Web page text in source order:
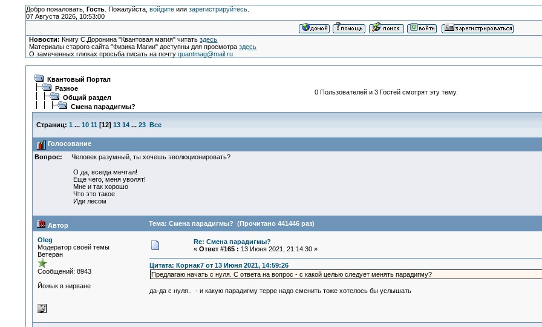
Добро пожаловать, Гость. Пожалуйста, войдитеили зарегистрируйтесь.
07 Августа 2026, 10:53:00
Новости: Книгу С.Доронина "Квантовая магия" читатьздесь
Материалы старого сайта "Физика Магии" доступны для просмотраздесь
О замеченных глюках просьба писать на почтуquantmag@mail.ru
Квантовый Портал
Разное
Общий раздел
Смена парадигмы?
0 Пользователей и 3 Гостей смотрят эту тему.
Страниц: 1 ... 10 11 [12] 13 14 ... 23 Все
Голосование
Вопрос:
Человек разумный, ты хочешь эволюционировать?
О да, всегда мечтал!
Еще чего, меня уволят!
Мне и так хорошо
Что это такое
Иди лесом
Автор Тема: Смена парадигмы? (Прочитано 441446 раз)
Oleg
Модератор своей темы
Ветеран
Сообщений: 8943
Йожык в нирване
Re: Смена парадигмы?
« Ответ #165 : 13 Июня 2021, 21:14:30 »
Цитата: Корнак7 от 13 Июня 2021, 14:59:26
Предлагаю начать с нуля. С ответа на вопрос - с какой целью следует менять парадигму?
да-да с нуля.. - и какую парадигму терре надо сменить тоже хотелось бы услышать